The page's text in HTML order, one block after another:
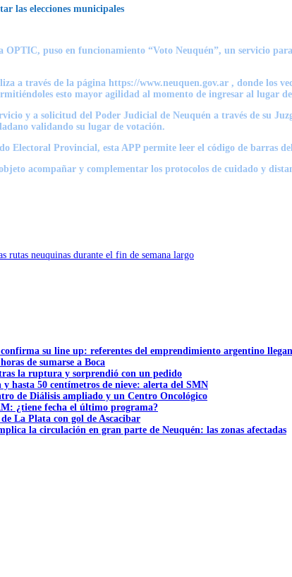
las elecciones municipales
OPTIC, puso en funcionamiento “Voto Neuquén”, un servicio
a través de la página https://www.neuquen.gov.ar , donde los
esto mayor agilidad al momento de ingresar al lugar
y a solicitud del Poder Judicial de Neuquén a través de su
validando su lugar de votación.
Electoral Provincial, esta APP permite leer el código de
acompañar y complementar los protocolos de cuidado y
rutas neuquinas durante el fin de semana largo
su line up: referentes del emprendimiento argentino
de sumarse a Boca
la ruptura y sorprendió con un pedido
y hasta 50 centímetros de nieve: alerta del SMN
de Diálisis ampliado y un Centro Oncológico
¿tiene fecha el último programa?
La Plata con gol de Ascacibar
la circulación en gran parte de Neuquén: las zonas afectadas